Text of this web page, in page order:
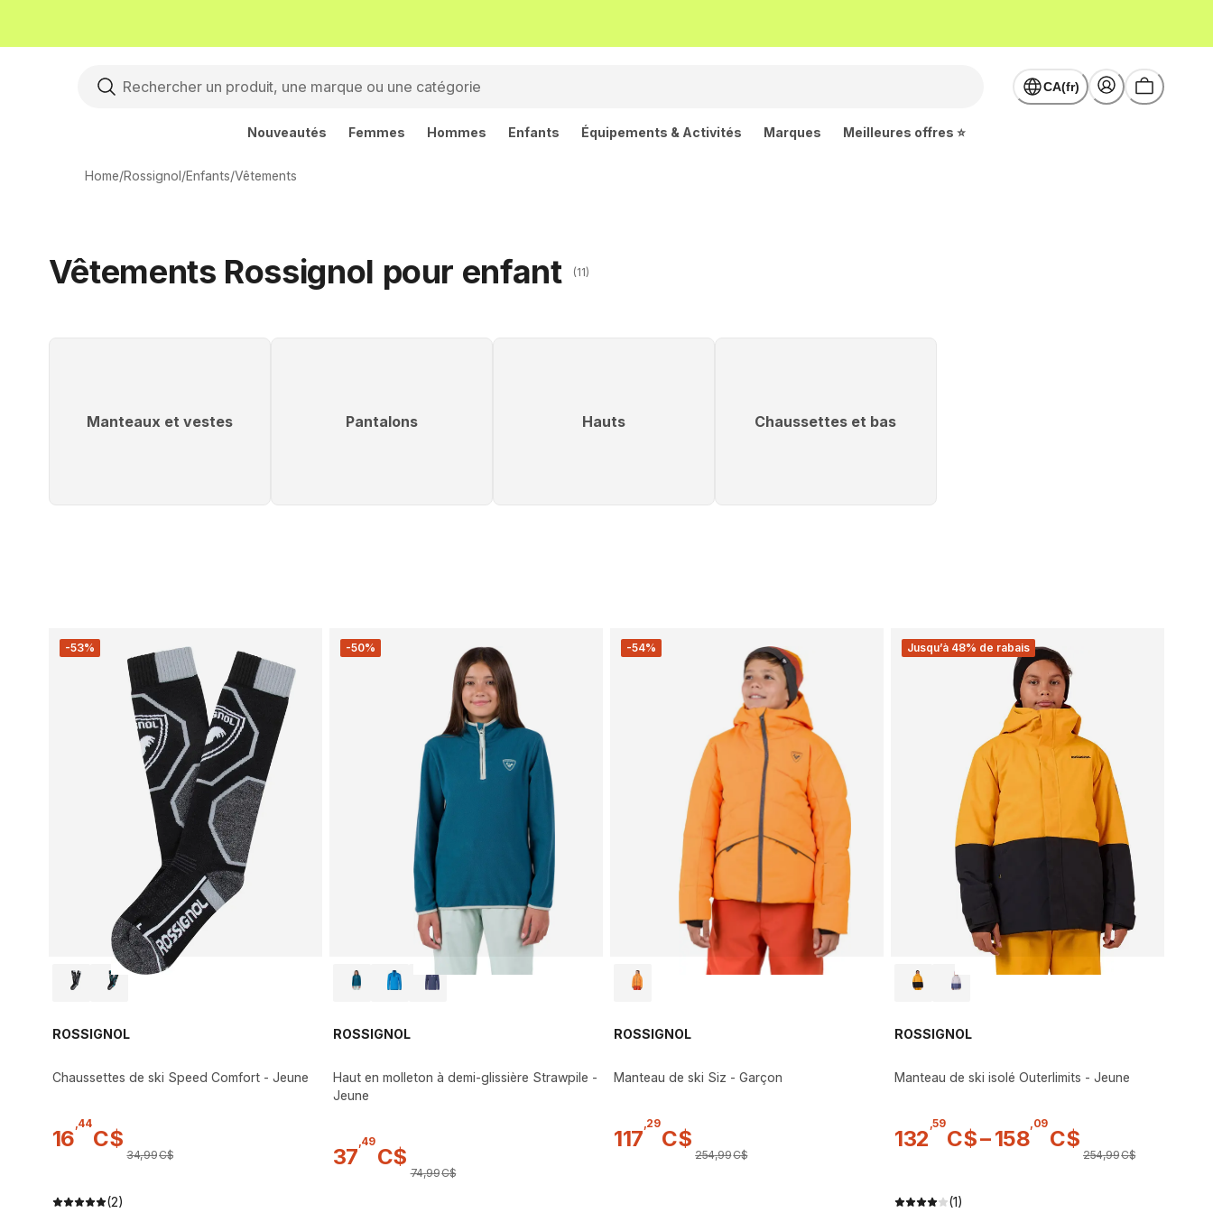
CA(fr)
Nouveautés Femmes Hommes Enfants Équipements & Activités Marques Meilleures offres ⭐
Home/Rossignol/Enfants/Vêtements
Vêtements Rossignol pour enfant (11)
Manteaux et vestes Pantalons Hauts Chaussettes et bas
-53%
ROSSIGNOL
Chaussettes de ski Speed Comfort - Jeune
16
44
C$
34,99C$
(2)
-50%
ROSSIGNOL
Haut en molleton à demi-glissière Strawpile -
Jeune
37
49
C$
74,99C$
-54%
ROSSIGNOL
Manteau de ski Siz - Garçon
117
29
C$
254,99C$
Jusqu’à 48% de rabais
ROSSIGNOL
Manteau de ski isolé Outerlimits - Jeune
132
,59
C$–158
09
C$
254,99C$
(1)